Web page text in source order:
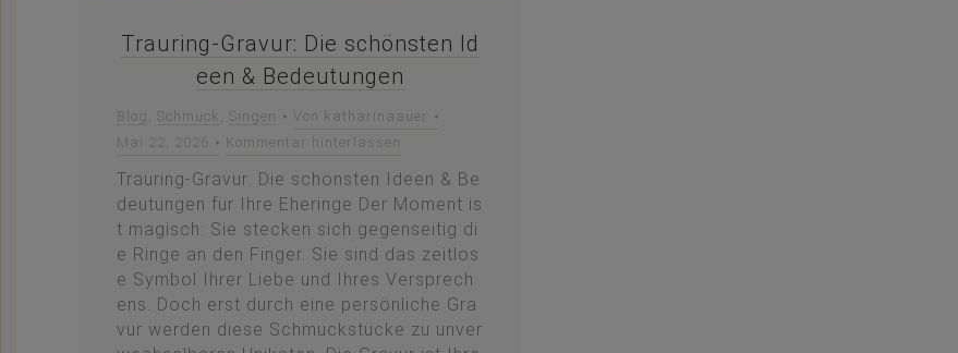
Trauring-Gravur: Die schönsten Id
een & Bedeutungen
Blog , Schmuck , Singen Von katharinaauer
Mai 22, 2026
Kommentar hinterlassen
Trauring-Gravur: Die schönsten Ideen & Be
deutungen für Ihre Eheringe Der Moment is
t magisch: Sie stecken sich gegenseitig di
e Ringe an den Finger. Sie sind das zeitlos
e Symbol Ihrer Liebe und Ihres Versprech
ens. Doch erst durch eine persönliche Gra
vur werden diese Schmuckstücke zu unver